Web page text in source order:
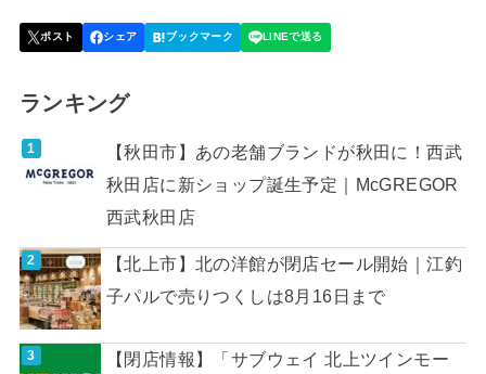
ランキング
【秋田市】あの老舗ブランドが秋田に！西武
秋田店に新ショップ誕生予定｜McGREGOR
西武秋田店
【北上市】北の洋館が閉店セール開始｜江釣
子パルで売りつくしは8月16日まで
【閉店情報】「サブウェイ 北上ツインモー